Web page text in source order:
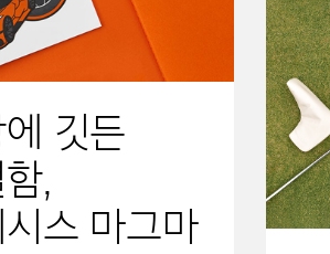
깃든
,
스 마그마